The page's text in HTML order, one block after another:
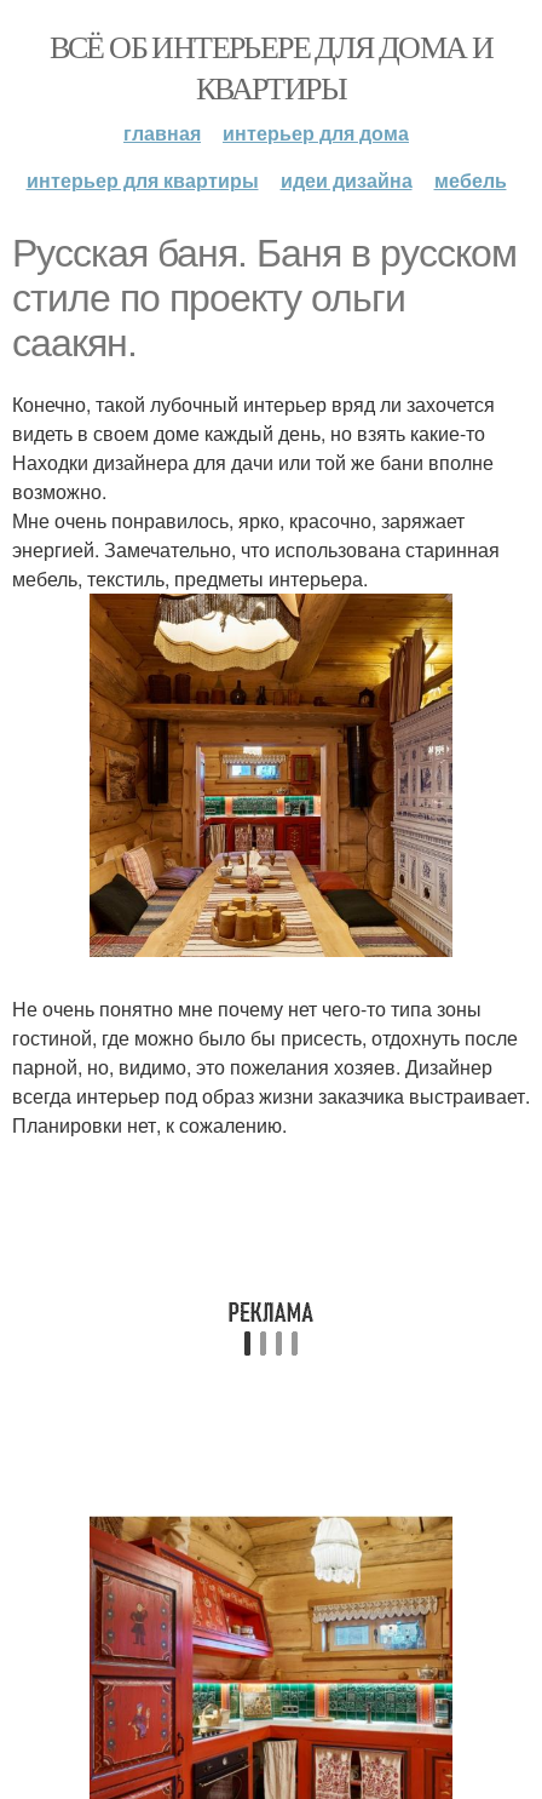
ВСЁ ОБ ИНТЕРЬЕРЕ ДЛЯ ДОМА И
КВАРТИРЫ
главная
интерьер для дома
интерьер для квартиры
идеи дизайна мебель
Русская баня. Баня в русском
стиле по проекту ольги
саакян.
Конечно, такой лубочный интерьер вряд ли захочется
видеть в своем доме каждый день, но взять какие-то
Находки дизайнера для дачи или той же бани вполне
возможно.
Мне очень понравилось, ярко, красочно, заряжает
энергией. Замечательно, что использована старинная
мебель, текстиль, предметы интерьера.
Не очень понятно мне почему нет чего-то типа зоны
гостиной, где можно было бы присесть, отдохнуть после
парной, но, видимо, это пожелания хозяев. Дизайнер
всегда интерьер под образ жизни заказчика выстраивает.
Планировки нет, к сожалению.